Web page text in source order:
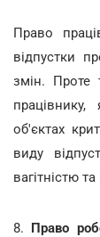
Право
відпустки
змін. Проте
об'єктах
виду
вагітністю
8. Право